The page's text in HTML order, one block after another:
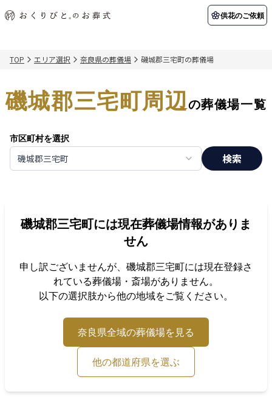
供花のご依頼
初めての方へ 納棺の儀とは？
アフターサポート
会社概要 店舗用地募集
関東エリア
千葉県
北海道エリア
ご葬儀事例 お客様の声
葬儀の知識 供花のご依頼
TOP エリア選択 奈良県の葬儀場 磯城郡三宅町の葬儀場
磯城郡三宅町周辺の葬儀場一覧
市区町村を選択
磯城郡三宅町 検索
磯城郡三宅町には現在葬儀場情報がありま
せん
申し訳ございませんが、 磯城郡三宅町には現在登録さ
れている葬儀場・斎場がありません。
以下の選択肢から他の地域をご覧ください。
奈良県全域の葬儀場を見る
他の都道府県を選ぶ